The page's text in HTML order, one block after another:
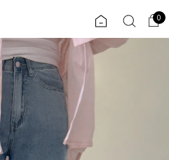
0
플러스핏
COMMUNITY
0